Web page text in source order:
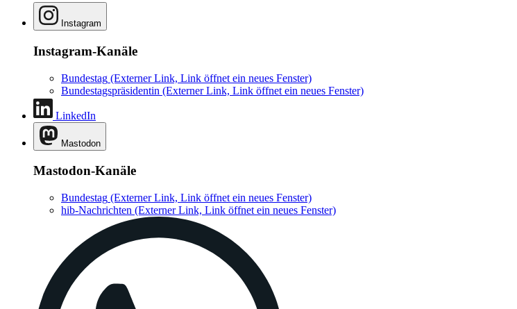
Instagram
Instagram-Kanäle
Bundestag (Externer Link, Link öffnet ein neues Fenster)
Bundestagspräsidentin (Externer Link, Link öffnet ein neues Fenster)
LinkedIn
Mastodon
Mastodon-Kanäle
Bundestag (Externer Link, Link öffnet ein neues Fenster)
hib-Nachrichten (Externer Link, Link öffnet ein neues Fenster)